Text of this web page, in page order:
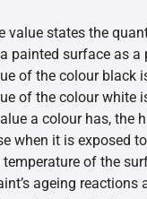
value states the
painted surface as a
of the colour black
of the colour white
a colour has, the
when it is exposed
temperature of the
ageing reactions